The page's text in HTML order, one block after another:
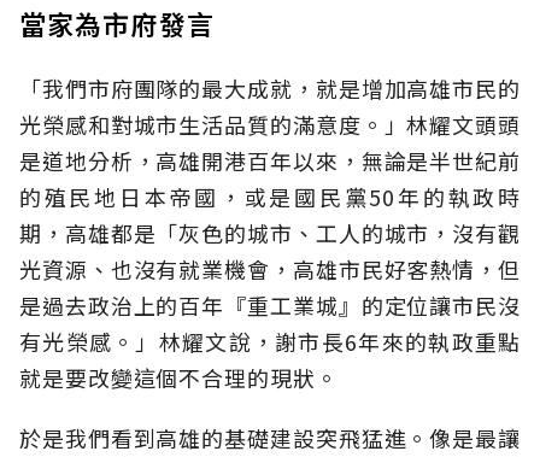
當家為市府發言
「我們市府團隊的最大成就，就是增加高雄市民的
光榮感和對城市生活品質的滿意度。」林耀文頭頭
是道地分析，高雄開港百年以來，無論是半世紀前
的殖民地日本帝國，或是國民黨50年的執政時
期，高雄都是「灰色的城市、工人的城市，沒有觀
光資源、也沒有就業機會，高雄市民好客熱情，但
是過去政治上的百年『重工業城』的定位讓市民沒
有光榮感。」林耀文說，謝市長6年來的執政重點
就是要改變這個不合理的現狀。
於是我們看到高雄的基礎建設突飛猛進。像是最讓